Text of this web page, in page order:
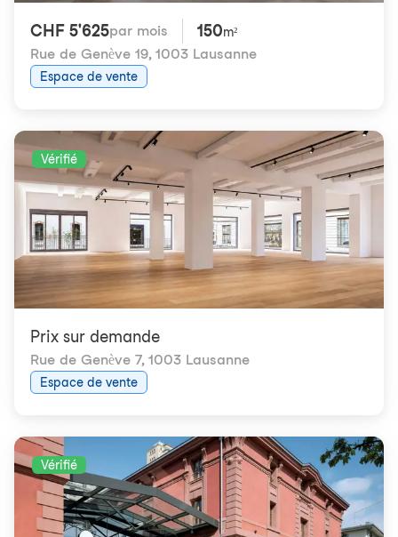
CHF 5'625par mois 150m²
Rue de Genève 19, 1003 Lausanne
Espace de vente
Vérifié
Prix ​​sur demande
Rue de Genève 7, 1003 Lausanne
Espace de vente
Vérifié